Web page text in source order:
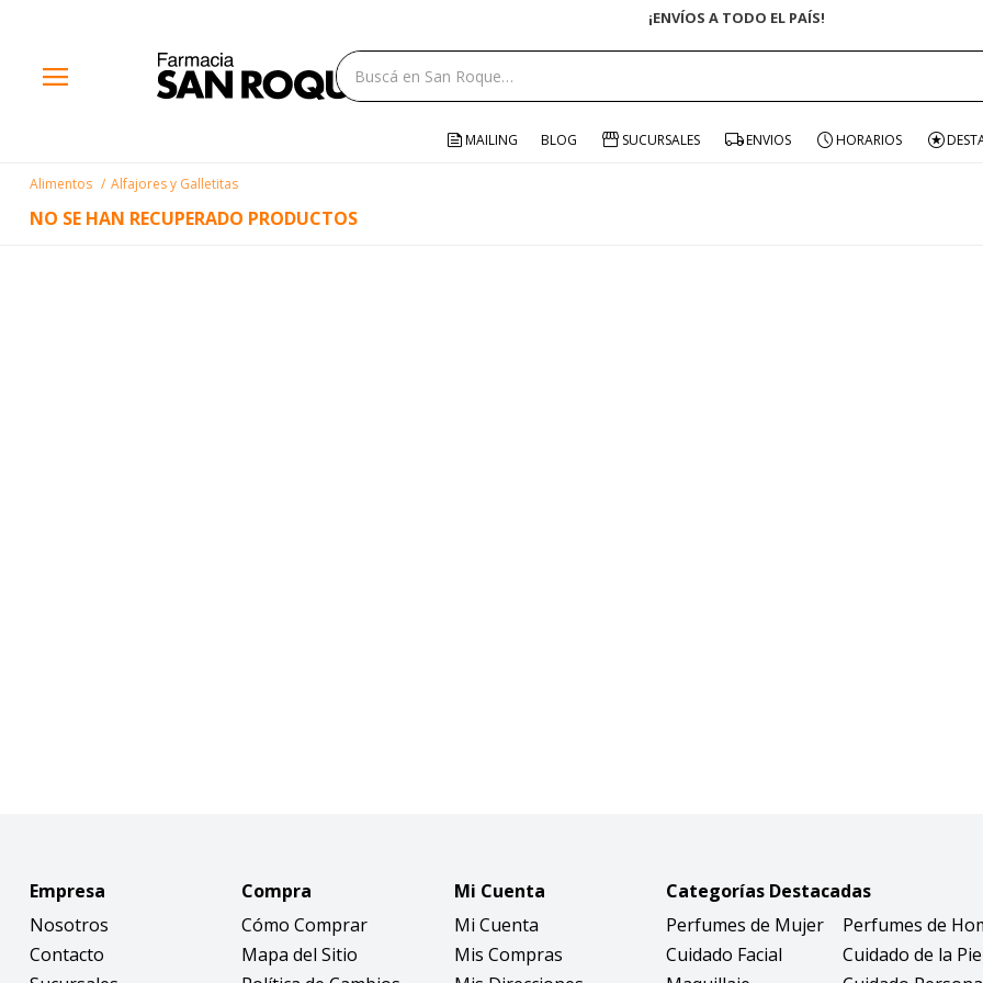
¡ENVÍOS A TODO EL PAÍS!
menu
MAILING BLOG SUCURSALES ENVIOS HORARIOS
Alimentos Alfajores y Galletitas
NO SE HAN RECUPERADO PRODUCTOS
Empresa
Nosotros
Contacto
Compra
Cómo Comprar
Mapa del Sitio
Mi Cuenta
Mi Cuenta
Mis Compras
Categorías Destacadas
Perfumes de Mujer
Perfumes de
Cuidado Facial
Cuidado de la
close
storefront
help